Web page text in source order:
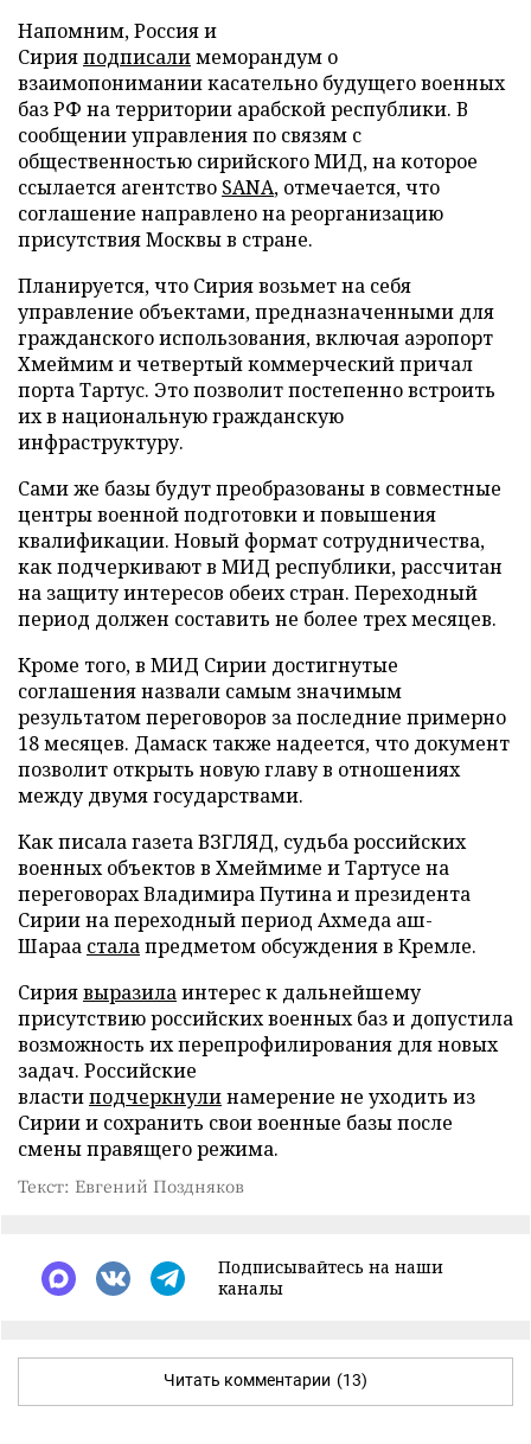
Напомним, Россия и
Сирияподписалимеморандум о
взаимопонимании касательно будущего военных
баз РФ на территории арабской республики. В
сообщении управления по связям с
общественностью сирийского МИД, на которое
ссылается агентство SANA, отмечается, что
соглашение направлено на реорганизацию
присутствия Москвы в стране.
Планируется, что Сирия возьмет на себя
управление объектами, предназначенными для
гражданского использования, включая аэропорт
Хмеймим и четвертый коммерческий причал
порта Тартус. Это позволит постепенно встроить
их в национальную гражданскую
инфраструктуру.
Сами же базы будут преобразованы в совместные
центры военной подготовки и повышения
квалификации. Новый формат сотрудничества,
как подчеркивают в МИД республики, рассчитан
на защиту интересов обеих стран. Переходный
период должен составить не более трех месяцев.
Кроме того, в МИД Сирии достигнутые
соглашения назвали самым значимым
результатом переговоров за последние примерно
18 месяцев. Дамаск также надеется, что документ
позволит открыть новую главу в отношениях
между двумя государствами.
Как писала газета ВЗГЛЯД, судьба российских
военных объектов в Хмеймиме и Тартусе на
переговорах Владимира Путина и президента
Сирии на переходный период Ахмеда аш-
Шараа сталапредметом обсуждения в Кремле.
Сириявыразилаинтерес к дальнейшему
присутствию российских военных баз и допустила
возможность их перепрофилирования для новых
задач. Российские
властиподчеркнулинамерение не уходить из
Сирии и сохранить свои военные базы после
смены правящего режима.
Текст: Евгений Поздняков
Подписывайтесь на наши
каналы
Читать комментарии (13)